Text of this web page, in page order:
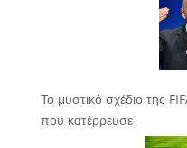
Το μυστικό σχέδιο της
που κατέρρευσε